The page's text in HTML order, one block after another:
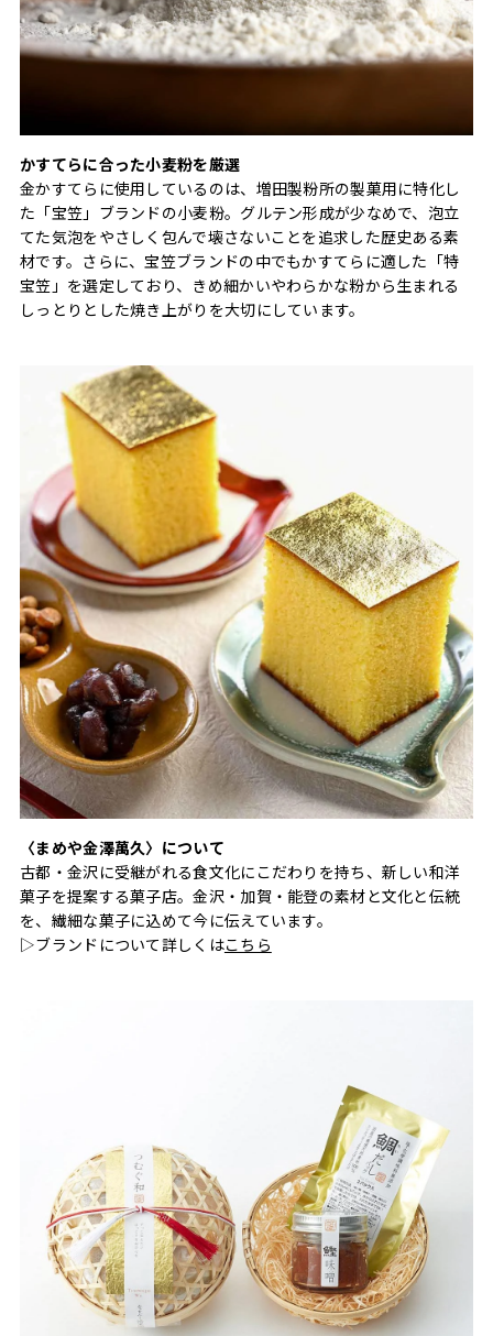
かすてらに合った小麦粉を厳選
金かすてらに使用しているのは、増田製粉所の製菓用に特化し
た「宝笠」ブランドの小麦粉。グルテン形成が少なめで、泡立
てた気泡をやさしく包んで壊さないことを追求した歴史ある素
材です。さらに、宝笠ブランドの中でもかすてらに適した「特
宝笠」を選定しており、きめ細かいやわらかな粉から生まれる
しっとりとした焼き上がりを大切にしています。
〈まめや金澤萬久〉について
古都・金沢に受継がれる食文化にこだわりを持ち、新しい和洋
菓子を提案する菓子店。金沢・加賀・能登の素材と文化と伝統
を、繊細な菓子に込めて今に伝えています。
▷ブランドについて詳しくはこちら